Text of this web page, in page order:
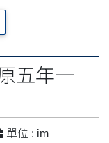
五年一
單位 : im